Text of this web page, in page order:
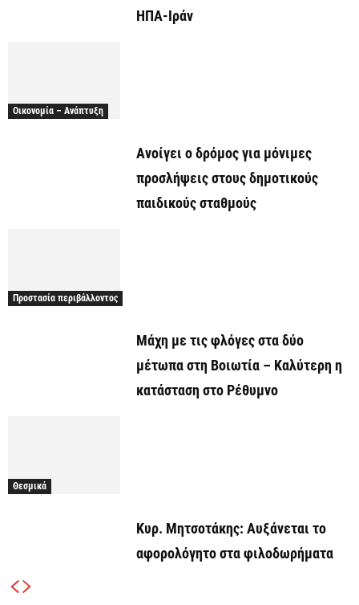
ΗΠΑ-Ιράν
Οικονομία – Ανάπτυξη
Ανοίγει ο δρόμος για μόνιμες
προσλήψεις στους δημοτικούς
παιδικούς σταθμούς
Προστασία περιβάλλοντος
Μάχη με τις φλόγες στα δύο
μέτωπα στη Βοιωτία – Καλύτερη η
κατάσταση στο Ρέθυμνο
Θεσμικά
Κυρ. Μητσοτάκης: Αυξάνεται το
αφορολόγητο στα φιλοδωρήματα